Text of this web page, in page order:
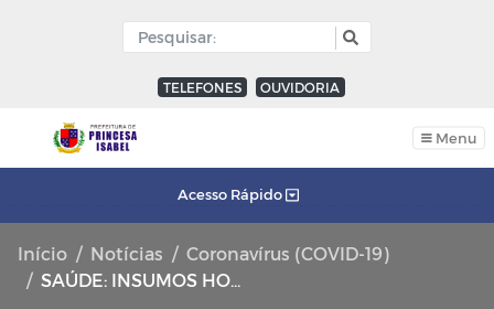
TELEFONES OUVIDORIA
Menu
Acesso Rápido
Início Notícias
Coronavírus (COVID-19)
SAÚDE: INSUMOS HOSPITALARES E EQUIPAMENTOS ACRESCEM ESTRUTURA DE TRABALHO